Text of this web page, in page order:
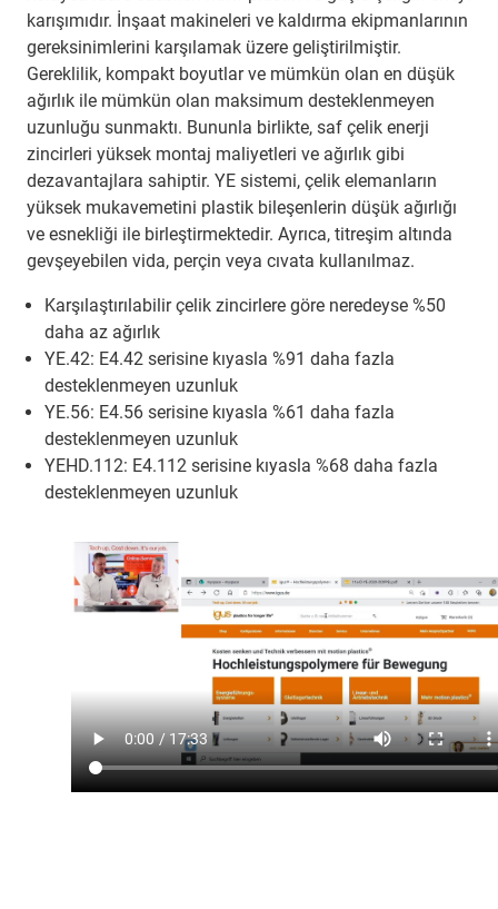
karışımıdır. İnşaat makineleri ve kaldırma ekipmanlarının
gereksinimlerini karşılamak üzere geliştirilmiştir.
Gereklilik, kompakt boyutlar ve mümkün olan en düşük
ağırlık ile mümkün olan maksimum desteklenmeyen
uzunluğu sunmaktı. Bununla birlikte, saf çelik enerji
zincirleri yüksek montaj maliyetleri ve ağırlık gibi
dezavantajlara sahiptir. YE sistemi, çelik elemanların
yüksek mukavemetini plastik bileşenlerin düşük ağırlığı
ve esnekliği ile birleştirmektedir. Ayrıca, titreşim altında
gevşeyebilen vida, perçin veya cıvata kullanılmaz.
Karşılaştırılabilir çelik zincirlere göre neredeyse %50
daha az ağırlık
YE.42: E4.42 serisine kıyasla %91 daha fazla
desteklenmeyen uzunluk
YE.56: E4.56 serisine kıyasla %61 daha fazla
desteklenmeyen uzunluk
YEHD.112: E4.112 serisine kıyasla %68 daha fazla
desteklenmeyen uzunluk